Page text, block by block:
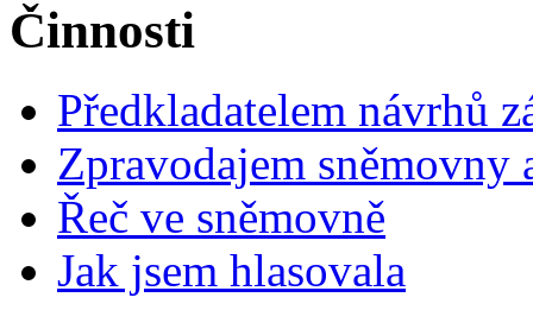
Činnosti
Předkladatelem návrhů
Zpravodajem
Řeč ve sněmovně
Jak jsem hlasovala